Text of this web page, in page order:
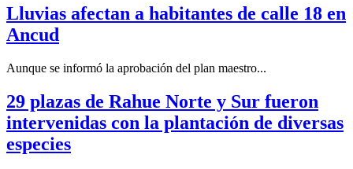
Lluvias afectan a habitantes de calle 18 en
Ancud
Aunque se informó la aprobación del plan maestro...
29 plazas de Rahue Norte y Sur fueron
intervenidas con la plantación de diversas
especies